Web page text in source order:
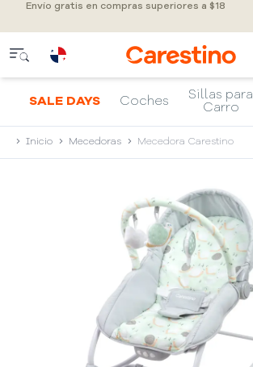
Envío gratis en compras superiores a $18
SALE DAYS Coches
Sillas para
Carro
Inicio Mecedoras Mecedora Carestino